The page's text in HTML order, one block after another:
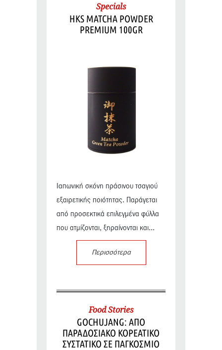
Specials
HKS MATCHA POWDER
PREMIUM 100GR
Ιαπωνική σκόνη πράσινου τσαγιού
εξαιρετικής ποιότητας. Παράγεται
από προσεκτικά επιλεγμένα φύλλα
που ατμίζονται, ξηραίνονται και...
Περισσότερα
Food Stories
GOCHUJANG: ΑΠΟ
ΠΑΡΑΔΟΣΙΑΚΟ ΚΟΡΕΑΤΙΚΟ
ΣΥΣΤΑΤΙΚΟ ΣΕ ΠΑΓΚΟΣΜΙΟ